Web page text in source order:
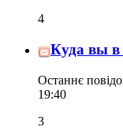
4
Куда вы в
Останнє
19:40
3